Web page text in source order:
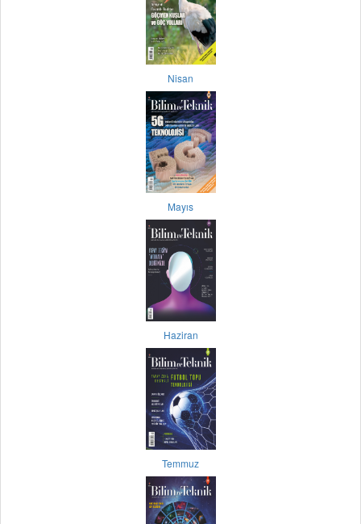
Nisan
Mayıs
Haziran
Temmuz